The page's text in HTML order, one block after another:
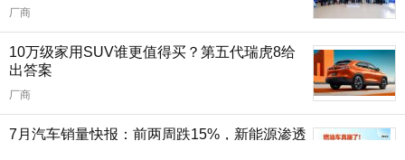
厂商
10万级家用SUV谁更值得买？第五代瑞虎8给
出答案
厂商
7月汽车销量快报：前两周跌15%，新能源渗透